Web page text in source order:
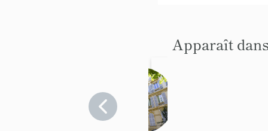
Apparaît